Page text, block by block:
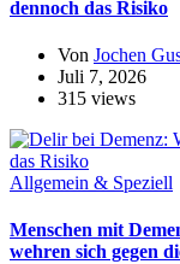
dennoch das Risiko
Von Jochen
Juli 7, 2026
315 views
Allgemein & Speziell
Menschen mit
wehren sich gegen